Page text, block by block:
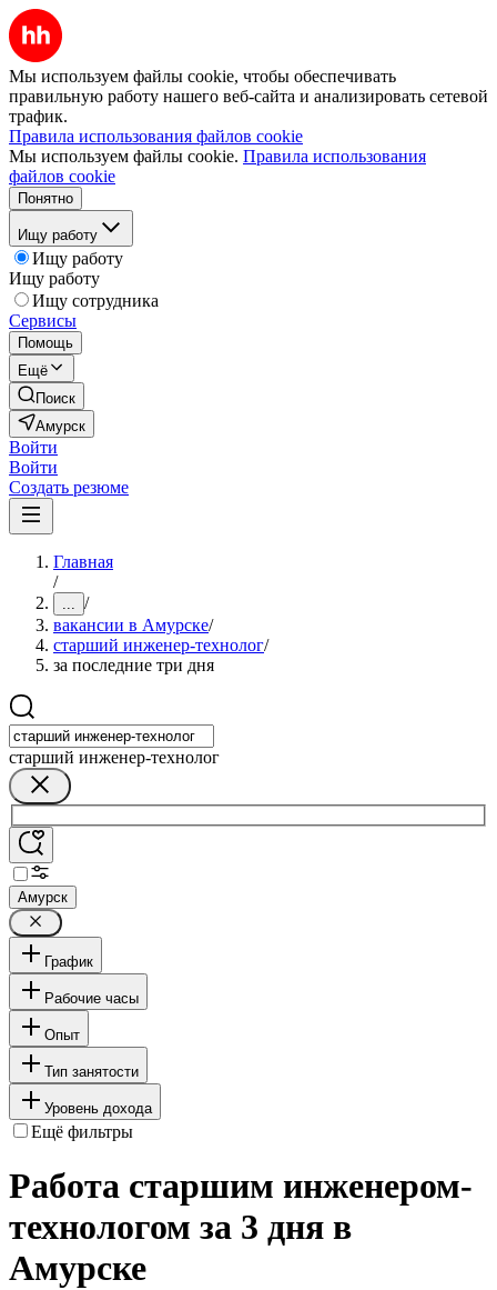
Мы используем файлы cookie, чтобы обеспечивать
правильную работу нашего веб-сайта и анализировать сетевой
трафик.
Правила использования файлов cookie
Мы используем файлы cookie. Правила использования
файлов cookie
Понятно
Ищу работу
Ищу работу
Ищу работу
Ищу сотрудника
Сервисы
Помощь
Ещё
Поиск
Амурск
Войти
Войти
Создать резюме
Главная
/
... /
вакансии в Амурске/
старший инженер-технолог/
за последние три дня
старший инженер-технолог
Амурск
График
Рабочие часы
Опыт
Тип занятости
Уровень дохода
Ещё фильтры
Работа старшим инженером-
технологом за 3 дня в
Амурске